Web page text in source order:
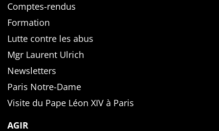
Comptes-rendus
Formation
Lutte contre les abus
Mgr Laurent Ulrich
Newsletters
Paris Notre-Dame
Visite du Pape Léon XIV à Paris
AGIR